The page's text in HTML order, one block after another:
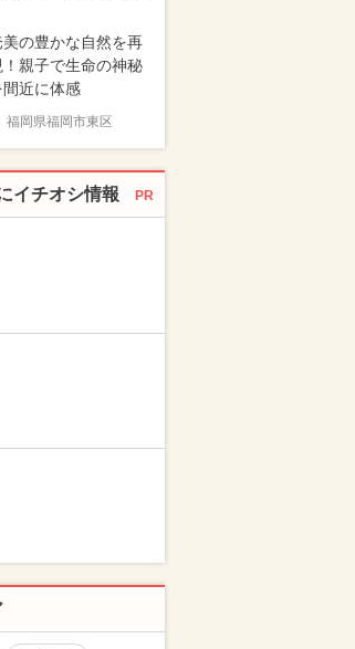
美の豊かな自然を再
！親子で生命の神秘
間近に体感
福岡県福岡市東区
イチオシ情報 PR